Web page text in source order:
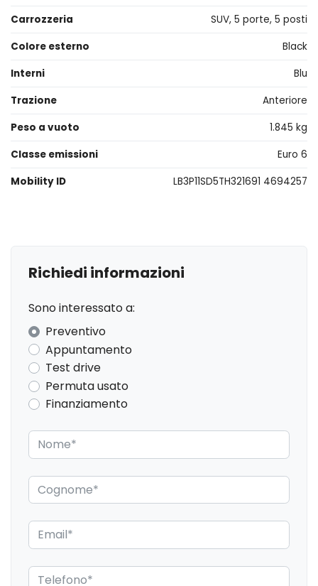
Carrozzeria
SUV, 5 porte, 5 posti
Colore esterno
Black
Interni
Blu
Trazione
Anteriore
Peso a vuoto
1.845 kg
Classe emissioni
Euro 6
Mobility ID
LB3P11SD5TH321691 4694257
Richiedi informazioni
Sono interessato a:
Preventivo
Appuntamento
Test drive
Permuta usato
Finanziamento